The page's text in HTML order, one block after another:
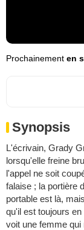
Prochainement en
Synopsis
L'écrivain, Grady
lorsqu'elle freine
l'appel ne soit
falaise ; la portière
portable est là,
qu'il est toujours
voit une femme